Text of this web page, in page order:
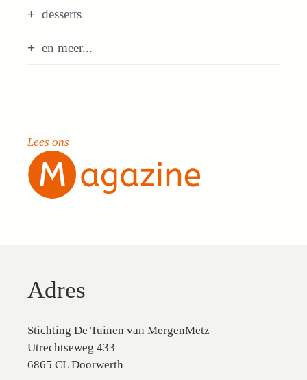
desserts
en meer...
Lees ons
Adres
Stichting De Tuinen van MergenMetz
Utrechtseweg 433
6865 CL Doorwerth